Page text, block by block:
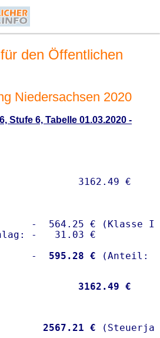
den Öffentlichen
Niedersachsen 2020
Stufe 6, Tabelle 01.03.2020 -
-  564.25 € (Klasse I)
-   31.03 €
-
  595.28 €
3162.49 €
2567.21 €